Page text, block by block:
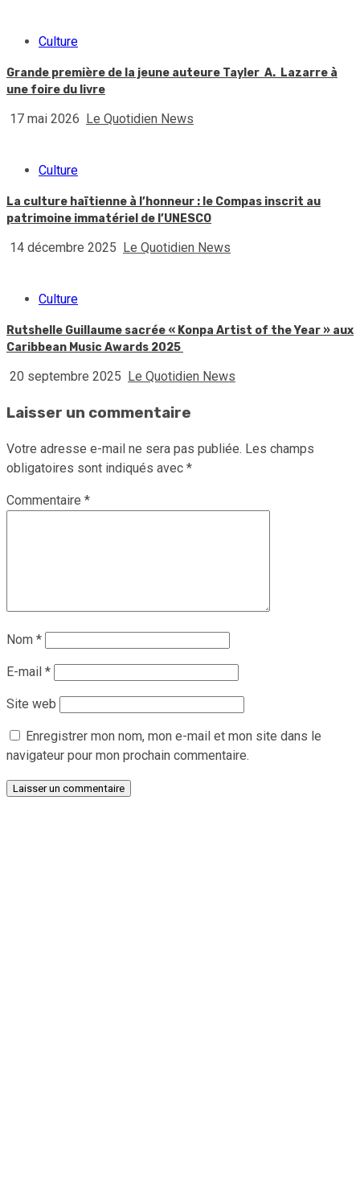
Culture
Grande première de la jeune auteure Tayler A. Lazarre à
une foire du livre
17 mai 2026 Le Quotidien News
Culture
La culture haïtienne à l’honneur : le Compas inscrit au
patrimoine immatériel de l’UNESCO
14 décembre 2025 Le Quotidien News
Culture
Rutshelle Guillaume sacrée « Konpa Artist of the Year » aux
Caribbean Music Awards 2025
20 septembre 2025 Le Quotidien News
Laisser un commentaire
Votre adresse e-mail ne sera pas publiée. Les champs
obligatoires sont indiqués avec *
Commentaire *
Nom *
E-mail *
Site web
Enregistrer mon nom, mon e-mail et mon site dans le
navigateur pour mon prochain commentaire.